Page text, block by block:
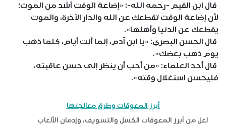
قال ابن القيم -رحمه الله-: «إضاعة الوقت أشد من الموت؛
لأن إضاعة الوقت تقطعك عن الله والدار الآخرة، والموت
يقطعك عن الدنيا وأهلها».
قال الحسن البصري: «يا ابن آدم، إنما أنت أيام، كلما ذهب
يوم ذهب بعضك».
قال أحد العلماء: «من أحب أن ينظر إلى حسن عاقبته،
فليحسن استغلال وقته».
أبرز المعوقات وطرق معالجتها
لعل من أبرز المعوقات الكسل والتسويف، وإدمان الألعاب